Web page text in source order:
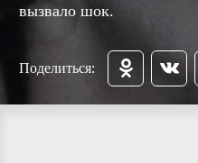
вызвало шок.
Поделиться: